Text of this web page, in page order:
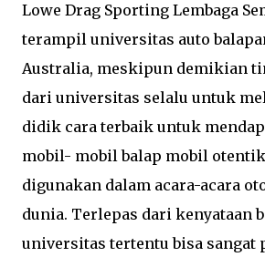
Lowe Drag Sporting Lembaga
terampil universitas auto
Australia, meskipun demikian
dari universitas selalu untuk
didik cara terbaik untuk
mobil- mobil balap mobil
digunakan dalam acara-acara
dunia. Terlepas dari kenyataan
universitas tertentu bisa sangat